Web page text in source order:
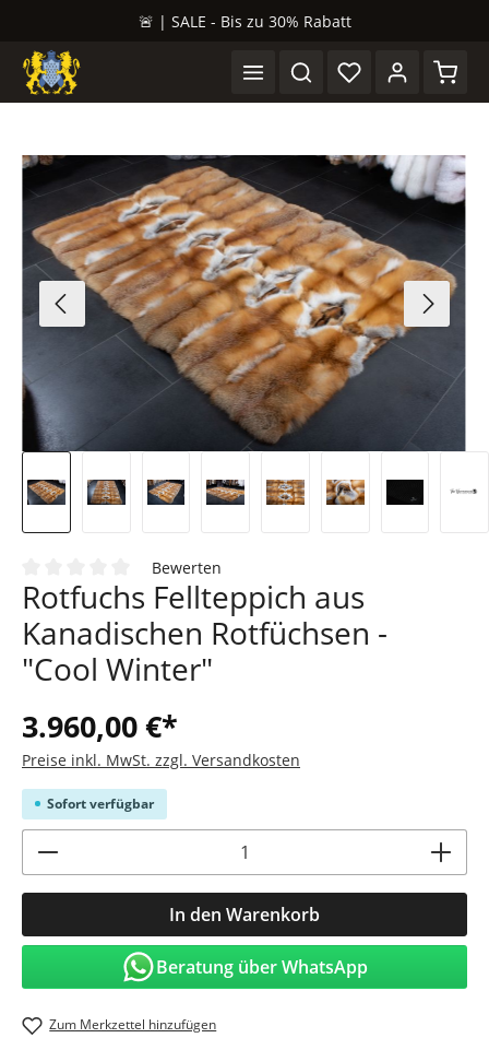
🚨 | SALE - Bis zu 30% Rabatt
Bildergalerie überspringen
Durchschnittliche Bewertung von 0 von 5 Sternen
Bewerten
Rotfuchs Fellteppich aus
Kanadischen Rotfüchsen -
"Cool Winter"
3.960,00 €*
Preise inkl. MwSt. zzgl. Versandkosten
Sofort verfügbar
Produkt Anzahl: Gib den gewünschten
In den Warenkorb
Beratung über WhatsApp
Zum Merkzettel hinzufügen